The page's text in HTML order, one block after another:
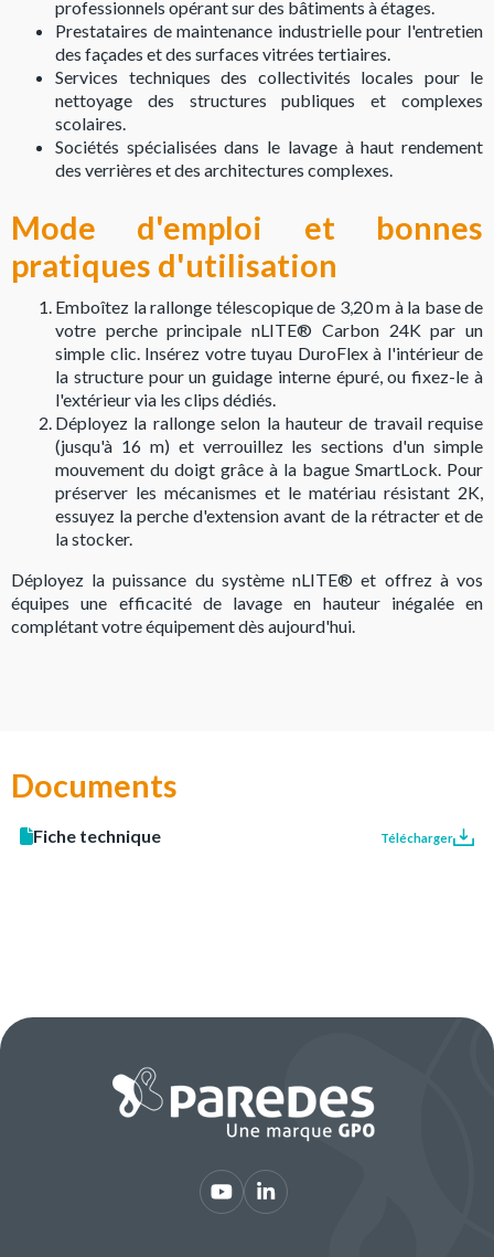
professionnels opérant sur des bâtiments à étages.
Prestataires de maintenance industrielle pour l'entretien
des façades et des surfaces vitrées tertiaires.
Services techniques des collectivités locales pour le
nettoyage des structures publiques et complexes
scolaires.
Sociétés spécialisées dans le lavage à haut rendement
des verrières et des architectures complexes.
Mode d'emploi et bonnes
pratiques d'utilisation
Emboîtez la rallonge télescopique de 3,20 m à la base de
votre perche principale nLITE® Carbon 24K par un
simple clic. Insérez votre tuyau DuroFlex à l'intérieur de
la structure pour un guidage interne épuré, ou fixez-le à
l'extérieur via les clips dédiés.
Déployez la rallonge selon la hauteur de travail requise
(jusqu'à 16 m) et verrouillez les sections d'un simple
mouvement du doigt grâce à la bague SmartLock. Pour
préserver les mécanismes et le matériau résistant 2K,
essuyez la perche d'extension avant de la rétracter et de
la stocker.
Déployez la puissance du système nLITE® et offrez à vos
équipes une efficacité de lavage en hauteur inégalée en
complétant votre équipement dès aujourd'hui.
Documents
Fiche technique Télécharger